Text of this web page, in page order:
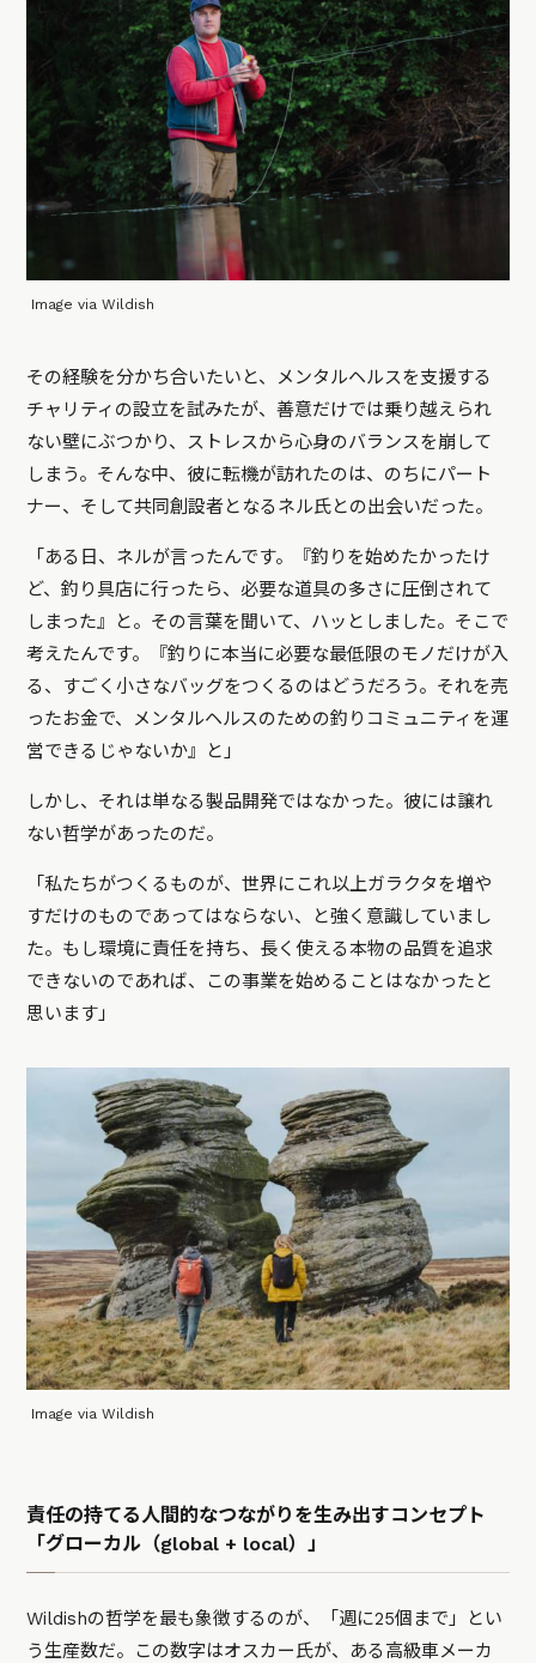
Image via Wildish
その経験を分かち合いたいと、メンタルヘルスを支援する
チャリティの設立を試みたが、善意だけでは乗り越えられ
ない壁にぶつかり、ストレスから心身のバランスを崩して
しまう。そんな中、彼に転機が訪れたのは、のちにパート
ナー、そして共同創設者となるネル氏との出会いだった。
「ある日、ネルが言ったんです。『釣りを始めたかったけ
ど、釣り具店に行ったら、必要な道具の多さに圧倒されて
しまった』と。その言葉を聞いて、ハッとしました。そこで
考えたんです。『釣りに本当に必要な最低限のモノだけが入
る、すごく小さなバッグをつくるのはどうだろう。それを売
ったお金で、メンタルヘルスのための釣りコミュニティを運
営できるじゃないか』と」
しかし、それは単なる製品開発ではなかった。彼には譲れ
ない哲学があったのだ。
「私たちがつくるものが、世界にこれ以上ガラクタを増や
すだけのものであってはならない、と強く意識していまし
た。もし環境に責任を持ち、長く使える本物の品質を追求
できないのであれば、この事業を始めることはなかったと
思います」
Image via Wildish
責任の持てる人間的なつながりを生み出すコンセプト
「グローカル（global + local）」
Wildishの哲学を最も象徴するのが、「週に25個まで」とい
う生産数だ。この数字はオスカー氏が、ある高級車メーカ